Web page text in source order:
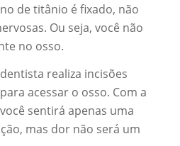
de titânio é fixado, não
Ou seja, você não
no osso.
realiza incisões
acessar o osso. Com a
sentirá apenas uma
mas dor não será um